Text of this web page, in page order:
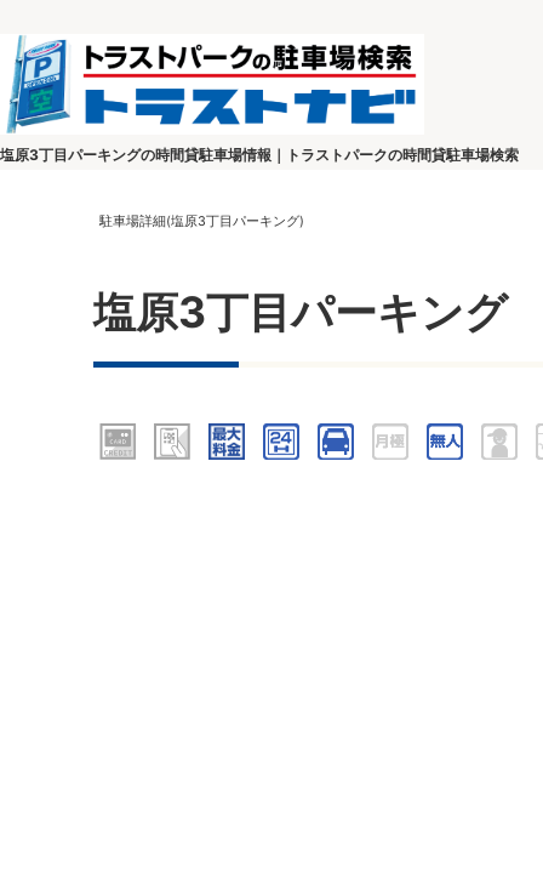
塩原3丁目パーキングの時間貸駐車場情報｜トラストパークの時間貸駐車場検索
駐車場詳細(塩原3丁目パーキング)
塩原3丁目パーキング